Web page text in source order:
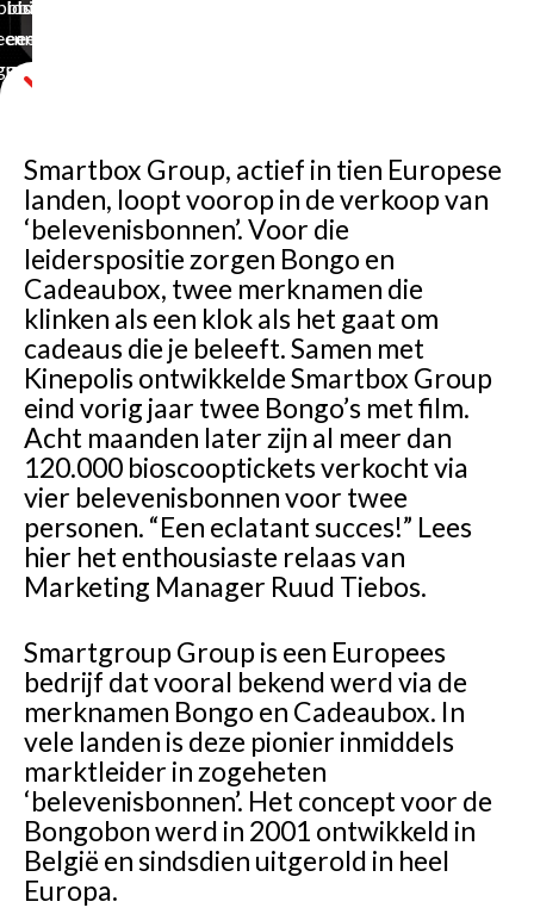
bioscoop,
een
groot
bioscoop,
een
groot
Smartbox Group, actief in tien Europese
landen, loopt voorop in de verkoop van
‘belevenisbonnen’. Voor die
leiderspositie zorgen Bongo en
Cadeaubox, twee merknamen die
klinken als een klok als het gaat om
cadeaus die je beleeft. Samen met
Kinepolis ontwikkelde Smartbox Group
eind vorig jaar twee Bongo’s met film.
Acht maanden later zijn al meer dan
120.000 bioscooptickets verkocht via
vier belevenisbonnen voor twee
personen. “Een eclatant succes!” Lees
hier het enthousiaste relaas van
Marketing Manager Ruud Tiebos.
Smartgroup Group is een Europees
bedrijf dat vooral bekend werd via de
merknamen Bongo en Cadeaubox. In
vele landen is deze pionier inmiddels
marktleider in zogeheten
‘belevenisbonnen’. Het concept voor de
Bongobon werd in 2001 ontwikkeld in
België en sindsdien uitgerold in heel
Europa.